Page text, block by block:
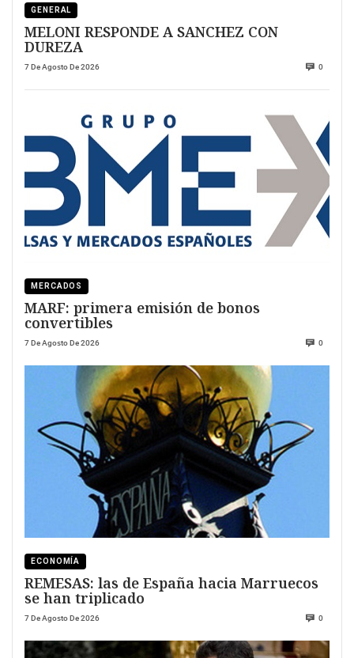
GENERAL
MELONI RESPONDE A SANCHEZ CON
DUREZA
7 De Agosto De 2026 0
MERCADOS
MARF: primera emisión de bonos
convertibles
7 De Agosto De 2026 0
ECONOMÍA
REMESAS: las de España hacia Marruecos
se han triplicado
7 De Agosto De 2026 0